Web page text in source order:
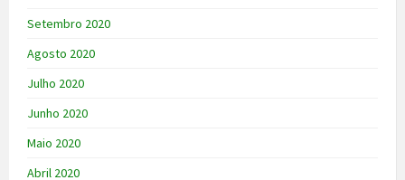
Setembro 2020
Agosto 2020
Julho 2020
Junho 2020
Maio 2020
Abril 2020